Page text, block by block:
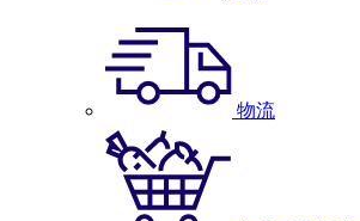
物流